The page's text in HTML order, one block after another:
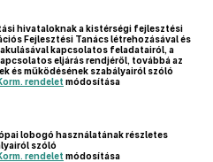
hivataloknak a kistérségi fejlesztési
Fejlesztési Tanács létrehozásával és
kapcsolatos feladatairól, a
eljárás rendjéről, továbbá az
és működésének szabályairól szóló
rendelet módosítása
lobogó használatának részletes
szóló
rendelet módosítása